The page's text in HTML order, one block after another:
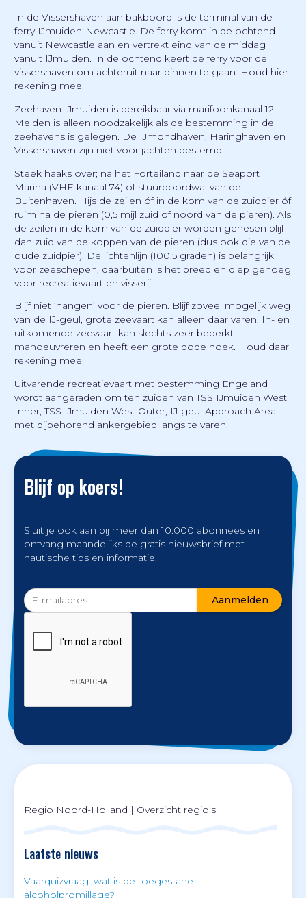
In de Vissershaven aan bakboord is de terminal van de
ferry IJmuiden-Newcastle. De ferry komt in de ochtend
vanuit Newcastle aan en vertrekt eind van de middag
vanuit IJmuiden. In de ochtend keert de ferry voor de
vissershaven om achteruit naar binnen te gaan. Houd hier
rekening mee.
Zeehaven IJmuiden is bereikbaar via marifoonkanaal 12.
Melden is alleen noodzakelijk als de bestemming in de
zeehavens is gelegen. De IJmondhaven, Haringhaven en
Vissershaven zijn niet voor jachten bestemd.
Steek haaks over; na het Forteiland naar de Seaport
Marina (VHF-kanaal 74) of stuurboordwal van de
Buitenhaven. Hijs de zeilen óf in de kom van de zuidpier óf
ruim na de pieren (0,5 mijl zuid of noord van de pieren). Als
de zeilen in de kom van de zuidpier worden gehesen blijf
dan zuid van de koppen van de pieren (dus ook die van de
oude zuidpier). De lichtenlijn (100,5 graden) is belangrijk
voor zeeschepen, daarbuiten is het breed en diep genoeg
voor recreatievaart en visserij.
Blijf niet ‘hangen’ voor de pieren. Blijf zoveel mogelijk weg
van de IJ-geul, grote zeevaart kan alleen daar varen. In- en
uitkomende zeevaart kan slechts zeer beperkt
manoeuvreren en heeft een grote dode hoek. Houd daar
rekening mee.
Uitvarende recreatievaart met bestemming Engeland
wordt aangeraden om ten zuiden van TSS IJmuiden West
Inner, TSS IJmuiden West Outer, IJ-geul Approach Area
met bijbehorend ankergebied langs te varen.
Blijf op koers!
Sluit je ook aan bij meer dan 10.000 abonnees en
ontvang maandelijks de gratis nieuwsbrief met
nautische tips en informatie.
Regio Noord-Holland | Overzicht regio’s
Laatste nieuws
Vaarquizvraag: wat is de toegestane
alcoholpromillage?